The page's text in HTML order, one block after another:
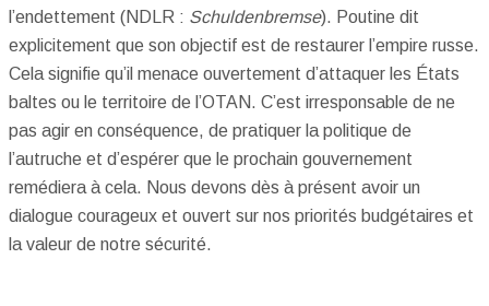
l’endettement (NDLR : Schuldenbremse). Poutine dit
explicitement que son objectif est de restaurer l’empire russe.
Cela signifie qu’il menace ouvertement d’attaquer les États
baltes ou le territoire de l’OTAN. C’est irresponsable de ne
pas agir en conséquence, de pratiquer la politique de
l’autruche et d’espérer que le prochain gouvernement
remédiera à cela. Nous devons dès à présent avoir un
dialogue courageux et ouvert sur nos priorités budgétaires et
la valeur de notre sécurité.